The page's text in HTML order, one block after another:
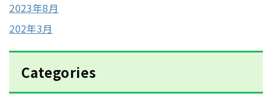
2023年8月
202年3月
Categories